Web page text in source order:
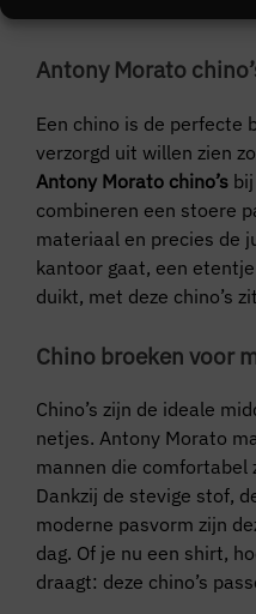
Antony Morato
Een chino is de perfecte
verzorgd uit willen zien
Antony Morato chino’s
combineren een stoere
materiaal en precies de
kantoor gaat, een
duikt, met deze chino’s
Chino broeken voor
Chino’s zijn de ideale
netjes. Antony Morato
mannen die comfortabel
Dankzij de stevige stof,
moderne pasvorm zijn
dag. Of je nu een shirt,
draagt: deze chino’s